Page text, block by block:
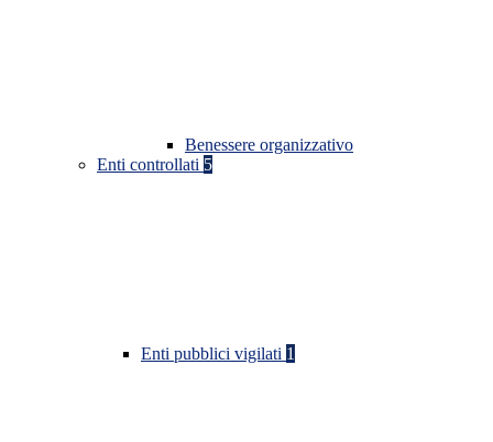
Benessere organizzativo
Enti controllati 5
Enti pubblici vigilati 1